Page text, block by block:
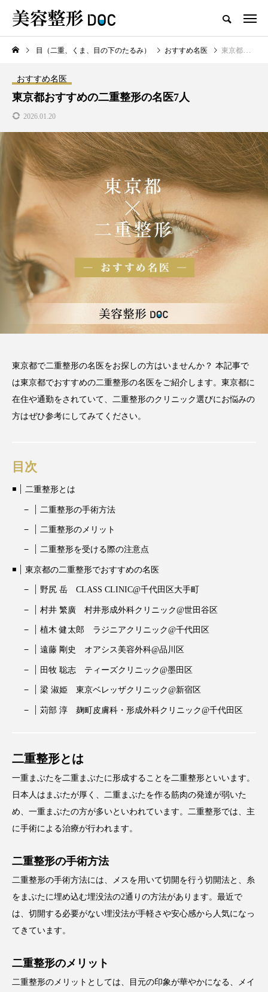
TOP ヒアルロン酸 婦人科形成
新着記事
注目のトピック
目（二重、くま、目の下のたるみ） おすすめ名医 東京都おすすめの二重整形の名医7人
おすすめ名医
東京都おすすめの二重整形の名医7人
2026.01.20
東京都で二重整形の名医をお探しの方はいませんか？ 本記事で
は東京都でおすすめの二重整形の名医をご紹介します。東京都に
在住や通勤をされていて、二重整形のクリニック選びにお悩みの
方はぜひ参考にしてみてください。
目次
二重整形とは
二重整形の手術方法
二重整形のメリット
二重整形を受ける際の注意点
東京都の二重整形でおすすめの名医
野尻 岳 CLASS CLINIC@千代田区大手町
村井 繁廣 村井形成外科クリニック@世田谷区
植木 健太郎 ラジニアクリニック@千代田区
遠藤 剛史 オアシス美容外科@品川区
田牧 聡志 ティーズクリニック@墨田区
梁 淑姫 東京ベレッザクリニック@新宿区
苅部 淳 麹町皮膚科・形成外科クリニック@千代田区
二重整形とは
一重まぶたを二重まぶたに形成することを二重整形といいます。
日本人はまぶたが厚く、二重まぶたを作る筋肉の発達が弱いた
め、一重まぶたの方が多いといわれています。二重整形では、主
に手術による治療が行われます。
二重整形の手術方法
二重整形の手術方法には、メスを用いて切開を行う切開法と、糸
をまぶたに埋め込む埋没法の2通りの方法があります。最近で
は、切開する必要がない埋没法が手軽さや安心感から人気になっ
てきています。
二重整形のメリット
二重整形のメリットとしては、目元の印象が華やかになる、メイ